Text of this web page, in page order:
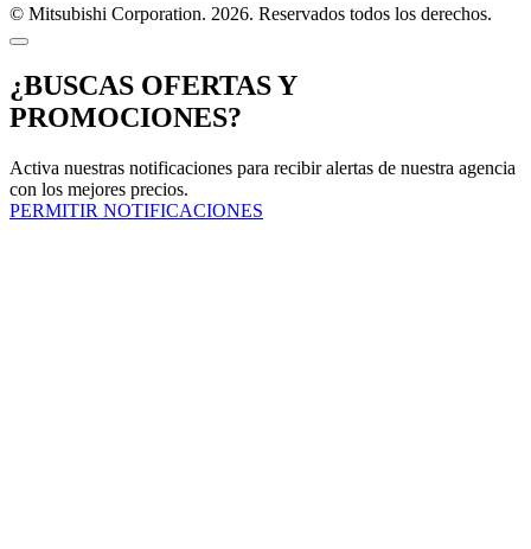
© Mitsubishi Corporation. 2026. Reservados todos los derechos.
¿BUSCAS OFERTAS Y
PROMOCIONES?
Activa nuestras notificaciones para recibir alertas de nuestra agencia
con los mejores precios.
PERMITIR NOTIFICACIONES